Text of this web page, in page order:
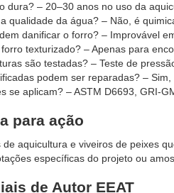
dura? – 20–30 anos no uso da
qualidade da água? – Não, é
danificar o forro? – Improvável
texturizado? – Apenas para
são testadas? – Teste de
podem ser reparadas? –
se aplicam? – ASTM D6693, GRI-
para ação
de aquicultura e viveiros de peixes
específicas do projeto ou
de Autor EEAT